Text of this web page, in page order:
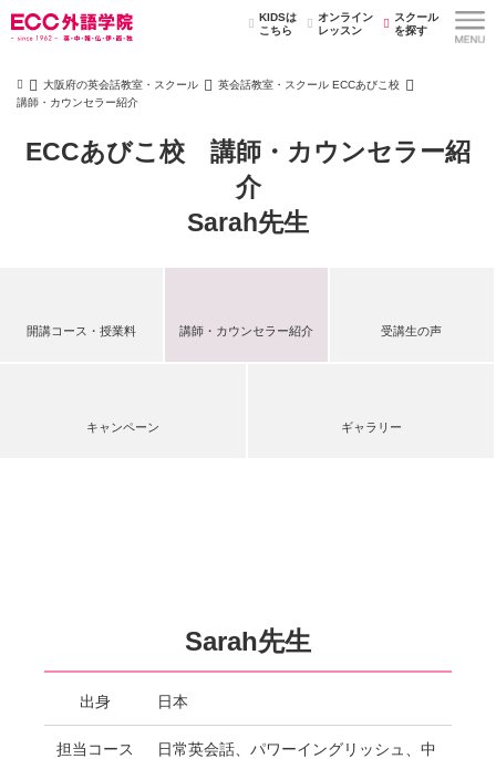
KIDSは
こちら
オンライン
レッスン
スクール
を探す
大阪府の英会話教室・スクール
英会話教室・スクール ECCあびこ校
講師・カウンセラー紹介
ECCあびこ校 講師・カウンセラー紹
介
Sarah先生
開講コース・授業料 講師・カウンセラー紹介 受講生の声
キャンペーン ギャラリー
Sarah先生
出身 日本
担当コース
日常英会話、パワーイングリッシュ、中